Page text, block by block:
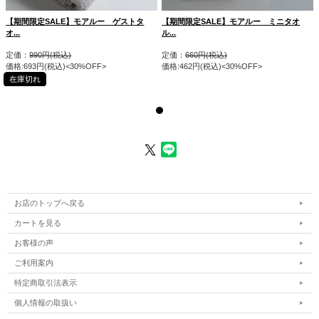
【期間限定SALE】モアルー ゲストタ
オ...
定価：990円(税込)
価格:693円(税込)<30%OFF>
在庫切れ
【期間限定SALE】モアルー ミニタオ
ル...
定価：660円(税込)
価格:462円(税込)<30%OFF>
お店のトップへ戻る
カートを見る
お客様の声
ご利用案内
特定商取引法表示
個人情報の取扱い